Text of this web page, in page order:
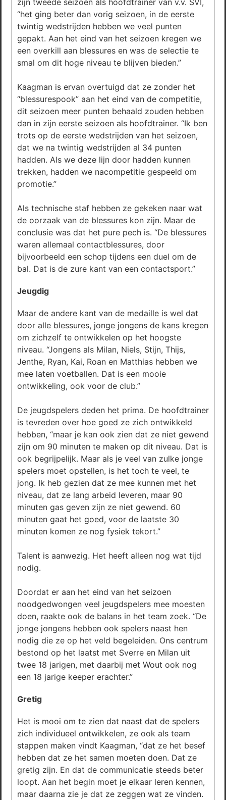
zijn tweede seizoen als hoofdtrainer van v.v. SVI,
“het ging beter dan vorig seizoen, in de eerste
twintig wedstrijden hebben we veel punten
gepakt. Aan het eind van het seizoen kregen we
een overkill aan blessures en was de selectie te
smal om dit hoge niveau te blijven bieden.”
Kaagman is ervan overtuigd dat ze zonder het
“blessurespook” aan het eind van de competitie,
dit seizoen meer punten behaald zouden hebben
dan in zijn eerste seizoen als hoofdtrainer. “Ik ben
trots op de eerste wedstrijden van het seizoen,
dat we na twintig wedstrijden al 34 punten
hadden. Als we deze lijn door hadden kunnen
trekken, hadden we nacompetitie gespeeld om
promotie.”
Als technische staf hebben ze gekeken naar wat
de oorzaak van de blessures kon zijn. Maar de
conclusie was dat het pure pech is. “De blessures
waren allemaal contactblessures, door
bijvoorbeeld een schop tijdens een duel om de
bal. Dat is de zure kant van een contactsport.”
Jeugdig
Maar de andere kant van de medaille is wel dat
door alle blessures, jonge jongens de kans kregen
om zichzelf te ontwikkelen op het hoogste
niveau. “Jongens als Milan, Niels, Stijn, Thijs,
Jenthe, Ryan, Kai, Roan en Matthias hebben we
mee laten voetballen. Dat is een mooie
ontwikkeling, ook voor de club.”
De jeugdspelers deden het prima. De hoofdtrainer
is tevreden over hoe goed ze zich ontwikkeld
hebben, “maar je kan ook zien dat ze niet gewend
zijn om 90 minuten te maken op dit niveau. Dat is
ook begrijpelijk. Maar als je veel van zulke jonge
spelers moet opstellen, is het toch te veel, te
jong. Ik heb gezien dat ze mee kunnen met het
niveau, dat ze lang arbeid leveren, maar 90
minuten gas geven zijn ze niet gewend. 60
minuten gaat het goed, voor de laatste 30
minuten komen ze nog fysiek tekort.”
Talent is aanwezig. Het heeft alleen nog wat tijd
nodig.
Doordat er aan het eind van het seizoen
noodgedwongen veel jeugdspelers mee moesten
doen, raakte ook de balans in het team zoek. “De
jonge jongens hebben ook spelers naast hen
nodig die ze op het veld begeleiden. Ons centrum
bestond op het laatst met Sverre en Milan uit
twee 18 jarigen, met daarbij met Wout ook nog
een 18 jarige keeper erachter.”
Gretig
Het is mooi om te zien dat naast dat de spelers
zich individueel ontwikkelen, ze ook als team
stappen maken vindt Kaagman, “dat ze het besef
hebben dat ze het samen moeten doen. Dat ze
gretig zijn. En dat de communicatie steeds beter
loopt. Aan het begin moet je elkaar leren kennen,
maar daarna zie je dat ze zeggen wat ze vinden.